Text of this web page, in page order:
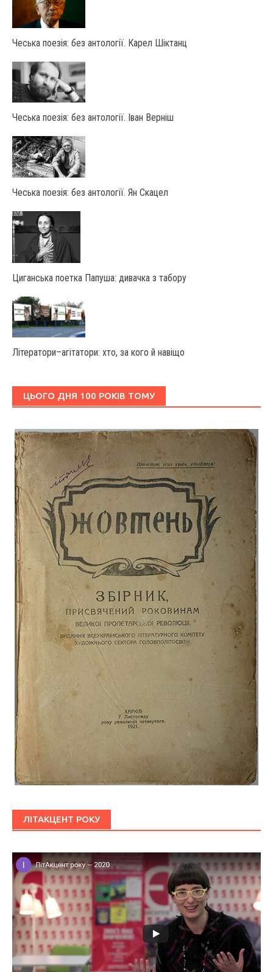
Чеська поезія: без антології. Карел Шіктанц
Чеська поезія: без антології. Іван Верніш
Чеська поезія: без антології. Ян Скацел
Циганська поетка Папуша: дивачка з табору
Літератори–агітатори: хто, за кого й навіщо
ЦЬОГО ДНЯ 100 РОКІВ ТОМУ
ЛІТАКЦЕНТ РОКУ